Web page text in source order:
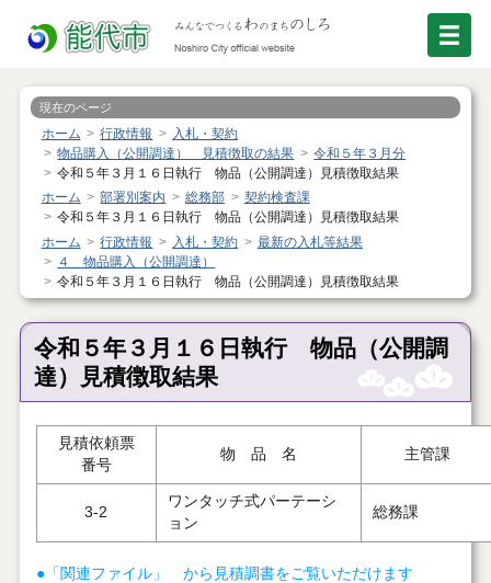
現在のページ
ホーム 行政情報
入札・契約
物品購入（公開調達） 見積徴取の結果
令和５年３月分
令和５年３月１６日執行 物品（公開調達）見積徴取結果
ホーム
部署別案内 総務部
契約検査課
令和５年３月１６日執行 物品（公開調達）見積徴取結果
ホーム
行政情報 入札・契約
最新の入札等結果
４ 物品購入（公開調達）
令和５年３月１６日執行 物品（公開調達）見積徴取結果
令和５年３月１６日執行 物品（公開調
達）見積徴取結果
見積依頼票
番号
物 品 名 主管課
3-2
ワンタッチ式パーテーシ
ョン
総務課
●「関連ファイル」 から見積調書をご覧いただけます